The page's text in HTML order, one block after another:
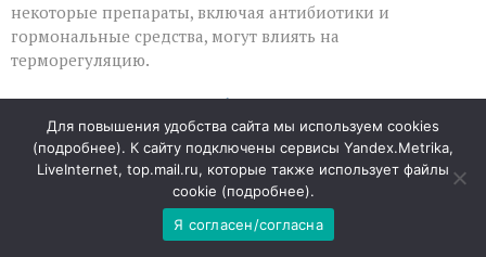
некоторые препараты, включая антибиотики и
гормональные средства, могут влиять на
терморегуляцию.
Сама по себе температура — лишь индикатор: важнее то,
что идёт вместе с ней. Ночная потливость, необъяснимая
потеря веса, увеличение лимфоузлов, выраженная
слабость — эти признаки требуют консультации
Для повышения удобства сайта мы используем cookies
(подробнее). К сайту подключены сервисы Yandex.Metrika,
LiveInternet, top.mail.ru, которые также использует файлы
cookie (подробнее).
Я согласен/согласна